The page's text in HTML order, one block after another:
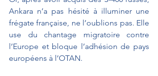
Ankara n’a pas hésité à illuminer une
frégate française, ne l’oublions pas. Elle
use du chantage migratoire contre
l’Europe et bloque l’adhésion de pays
européens à l’OTAN.